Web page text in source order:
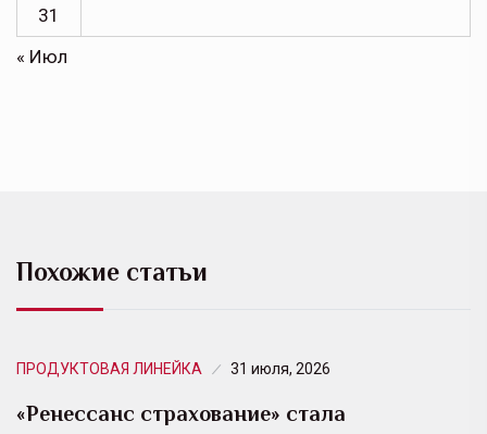
31
« Июл
Похожие статьи
ПРОДУКТОВАЯ ЛИНЕЙКА 31 июля, 2026
«Ренессанс страхование» стала